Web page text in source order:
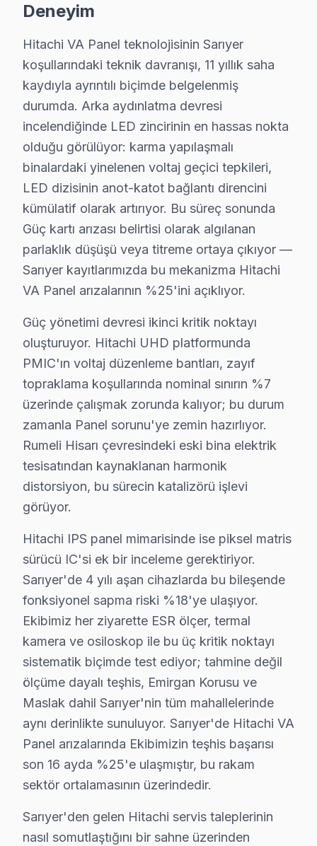
Hitachi TV Uskumruköy'de internet bağlantısı sorunuyla
Yeniköy Hitachi Servis
Hitachi TV'de T-Con kart arızası Yeniköy mahallesinde
Sarıyer TV Servis Merkezi →
Zekeriyaköy Hitachi Servis
Sarıyer'da Zekeriyaköy mahallesi için Hitachi TV tamir
Sarıyer Hitachi Servis →
Sarıyer Hitachi TV Servis Hizmet Bölgesi
Sarıyer bölgesine kapıya gelen Hitachi TV tamir servisi
Hitachi Uzman Teknisyen Ekibi — Sarıyer
Serkan Y. — Hitachi Servis Uzmanı
· Orijinal ve OEM yedek parça tedarikçisi
· 2010'dan günümüze tüm Hitachi modelleri
Sarıyer Servis İstatistikleri
· Sarıyer'de480+Hitachi TV tamiri
· Müşteri memnuniyeti%98
· Ortalama tamir süresi:
1–2 iş günü
Deneyim
Hitachi VA Panel teknolojisinin Sarıyer
koşullarındaki teknik davranışı, 11 yıllık saha
kaydıyla ayrıntılı biçimde belgelenmiş
durumda. Arka aydınlatma devresi
incelendiğinde LED zincirinin en hassas nokta
olduğu görülüyor: karma yapılaşmalı
binalardaki yinelenen voltaj geçici tepkileri,
LED dizisinin anot-katot bağlantı direncini
kümülatif olarak artırıyor. Bu süreç sonunda
Güç kartı arızası belirtisi olarak algılanan
parlaklık düşüşü veya titreme ortaya çıkıyor —
Sarıyer kayıtlarımızda bu mekanizma Hitachi
VA Panel arızalarının %25'ini açıklıyor.
Güç yönetimi devresi ikinci kritik noktayı
oluşturuyor. Hitachi UHD platformunda
PMIC'ın voltaj düzenleme bantları, zayıf
topraklama koşullarında nominal sınırın %7
üzerinde çalışmak zorunda kalıyor; bu durum
zamanla Panel sorunu'ye zemin hazırlıyor.
Rumeli Hisarı çevresindeki eski bina elektrik
tesisatından kaynaklanan harmonik
distorsiyon, bu sürecin katalizörü işlevi
görüyor.
Hitachi IPS panel mimarisinde ise piksel matris
sürücü IC'si ek bir inceleme gerektiriyor.
Sarıyer'de 4 yılı aşan cihazlarda bu bileşende
fonksiyonel sapma riski %18'ye ulaşıyor.
Ekibimiz her ziyarette ESR ölçer, termal
kamera ve osiloskop ile bu üç kritik noktayı
sistematik biçimde test ediyor; tahmine değil
ölçüme dayalı teşhis, Emirgan Korusu ve
Maslak dahil Sarıyer'nin tüm mahallelerinde
aynı derinlikte sunuluyor. Sarıyer'de Hitachi VA
Panel arızalarında Ekibimizin teşhis başarısı
son 16 ayda %25'e ulaşmıştır, bu rakam
sektör ortalamasının üzerindedir.
Sarıyer'den gelen Hitachi servis taleplerinin
nasıl somutlaştığını bir sahne üzerinden